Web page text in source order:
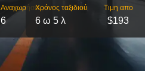
Αναχωρήσεις
6
Χρόνος ταξιδιού
6 ω 5 λ
Τιμη απο
$193